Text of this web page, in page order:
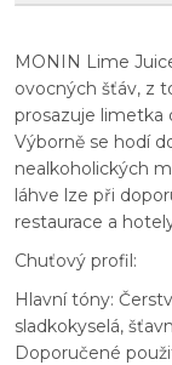
MONIN Lime
ovocných šťáv, z
prosazuje limetka
Výborně se hodí
nealkoholických
láhve lze při
restaurace a
Chuťový profil:
Hlavní tóny:
sladkokyselá,
Doporučené